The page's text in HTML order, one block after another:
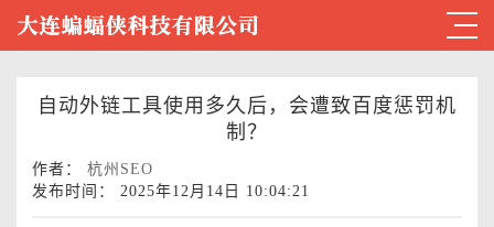
自动外链工具使用多久后，会遭致百度惩罚机
制？
作者： 杭州SEO
发布时间： 2025年12月14日 10:04:21